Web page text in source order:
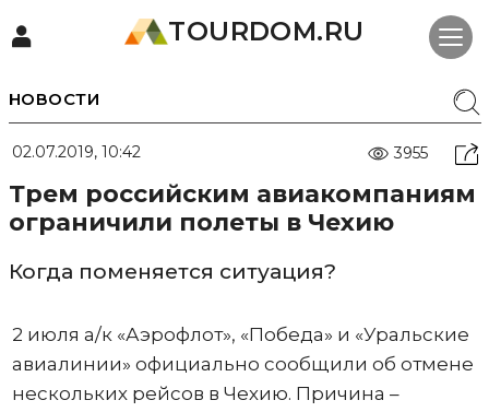
TOURDOM.RU
НОВОСТИ
02.07.2019, 10:42 3955
Трем российским авиакомпаниям
ограничили полеты в Чехию
Когда поменяется ситуация?
2 июля а/к «Аэрофлот», «Победа» и «Уральские
авиалинии» официально сообщили об отмене
нескольких рейсов в Чехию. Причина –